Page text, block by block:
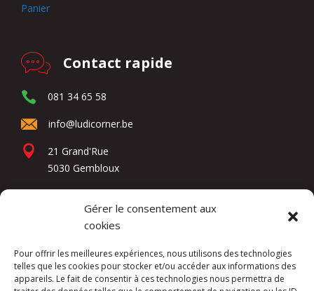
Gérer le consentement aux
cookies
Pour offrir les meilleures expériences, nous utilisons des technologies
telles que les cookies pour stocker et/ou accéder aux informations des
appareils. Le fait de consentir à ces technologies nous permettra de
Panier
Contact rapide
081 34 65 58
info@ludicorner.be
21 Grand'Rue
5030 Gembloux
Réseaux sociaux